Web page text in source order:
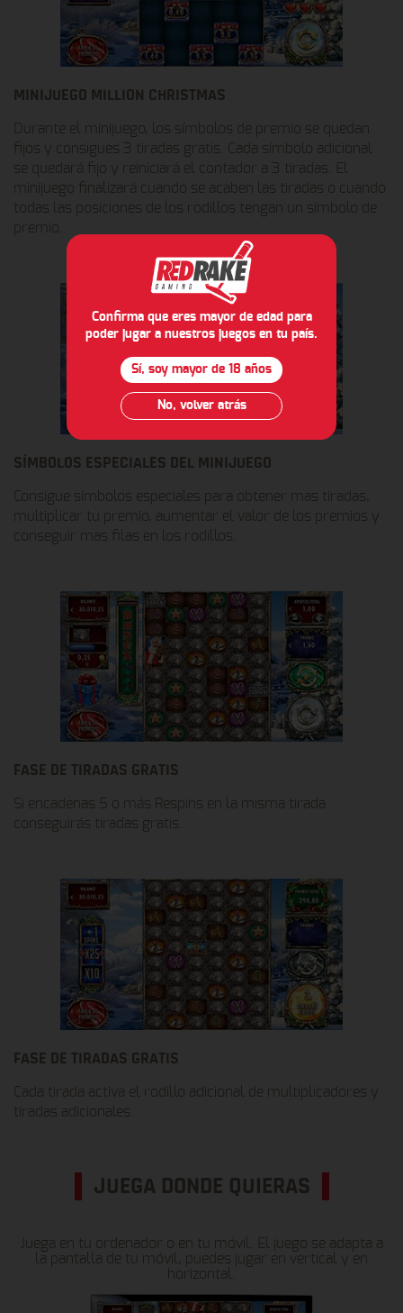
MINIJUEGO MILLION CHRISTMAS
Durante el minijuego, los símbolos de premio se quedan
fijos y consigues 3 tiradas gratis. Cada símbolo adicional
se quedará fijo y reiniciará el contador a 3 tiradas. El
minijuego finalizará cuando se acaben las tiradas o cuando
todas las posiciones de los rodillos tengan un símbolo de
premio.
SÍMBOLOS ESPECIALES DEL MINIJUEGO
Consigue símbolos especiales para obtener mas tiradas,
multiplicar tu premio, aumentar el valor de los premios y
conseguir mas filas en los rodillos.
FASE DE TIRADAS GRATIS
Si encadenas 5 o más Respins en la misma tirada
conseguirás tiradas gratis.
FASE DE TIRADAS GRATIS
Cada tirada activa el rodillo adicional de multiplicadores y
tiradas adicionales.
JUEGA DONDE QUIERAS
Juega en tu ordenador o en tu móvil. El juego se adapta a
la pantalla de tu móvil, puedes jugar en vertical y en
horizontal.
Confirma que eres mayor de edad para
poder jugar a nuestros juegos en tu país.
Sí, soy mayor de 18 años
No, volver atrás